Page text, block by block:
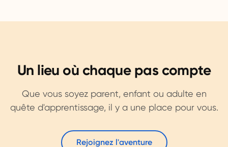
Un lieu où chaque pas compte
Que vous soyez parent, enfant ou adulte en
quête d'apprentissage, il y a une place pour vous.
Rejoignez l'aventure